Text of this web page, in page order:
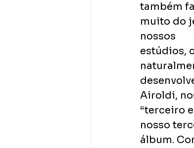
também
muito do
nossos
estúdios,
Airoldi,
“terceiro
nosso
álbum.